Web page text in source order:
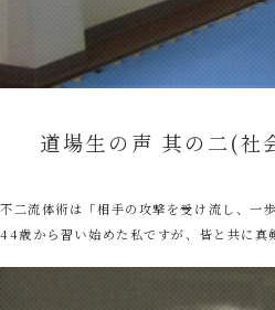
道場生の声 其の二(社
不二流体術は「相手の攻撃を受け流し、一
44歳から習い始めた私ですが、皆と共に真